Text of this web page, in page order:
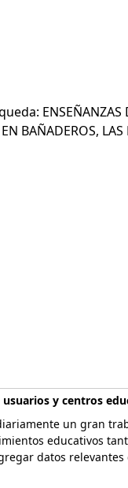
ENSEÑANZAS
BAÑADEROS, LAS
y centros
un gran
educativos
datos